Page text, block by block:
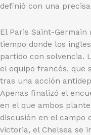
definió con una
El Paris Saint-
tiempo donde los
partido con solvencia.
el equipo francés, que
tras una acción
Apenas finalizó el
en el que ambos
discusión en el campo
victoria, el Chelsea se